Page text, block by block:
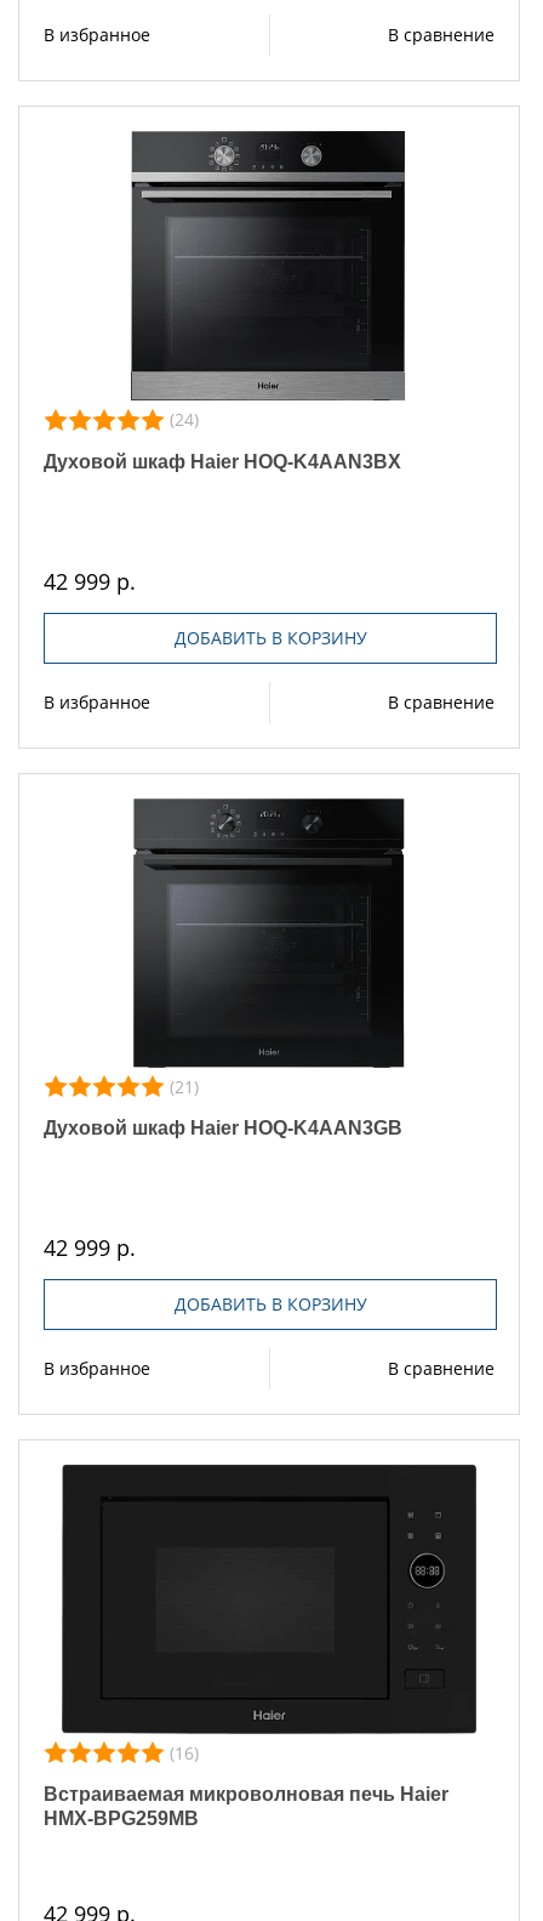
В избранное В сравнение
(24)
Духовой шкаф Haier HOQ-K4AAN3BX
42 999 р.
ДОБАВИТЬ В КОРЗИНУ
В избранное В сравнение
(21)
Духовой шкаф Haier HOQ-K4AAN3GB
42 999 р.
ДОБАВИТЬ В КОРЗИНУ
В избранное В сравнение
(16)
Встраиваемая микроволновая печь Haier
HMX-BPG259MB
42 999 р.